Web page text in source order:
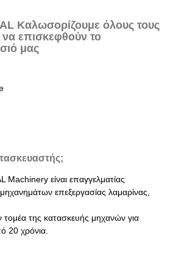
Καλωσορίζουμε όλους τους
επισκεφθούν το
μας
Machinery είναι επαγγελματίας
επεξεργασίας λαμαρίνας,
τομέα της κατασκευής μηχανών για
20 χρόνια.